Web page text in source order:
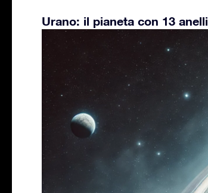
Urano: il pianeta con 13 anelli